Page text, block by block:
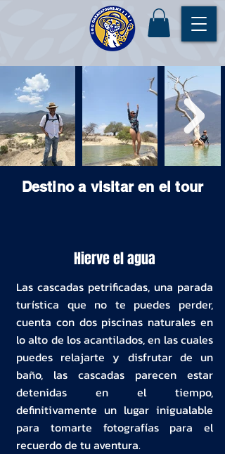
Hierve el agua
Las cascadas petrificadas, una parada
turística que no te puedes perder,
cuenta con dos piscinas naturales en
lo alto de los acantilados, en las cuales
puedes relajarte y disfrutar de un
baño, las cascadas parecen estar
detenidas en el tiempo,
definitivamente un lugar inigualable
para tomarte fotografías para el
recuerdo de tu aventura.
Destino a visitar en el tour